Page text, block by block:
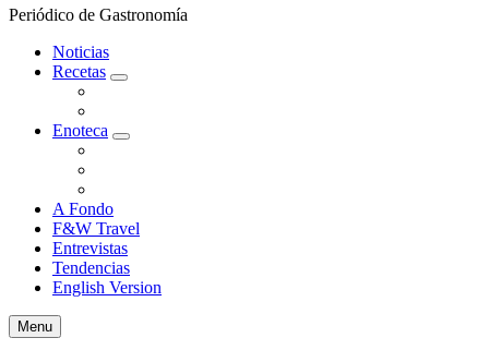
Periódico de Gastronomía
Noticias
Recetas
expand
Enoteca
expand
A Fondo
F&W Travel
Entrevistas
Tendencias
English Version
Search
Menu